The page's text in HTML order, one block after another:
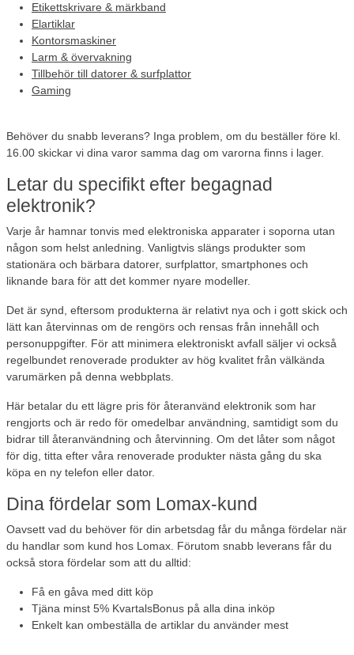
Etikettskrivare & märkband
Elartiklar
Kontorsmaskiner
Larm & övervakning
Tillbehör till datorer & surfplattor
Gaming
Behöver du snabb leverans? Inga problem, om du beställer före kl.
16.00 skickar vi dina varor samma dag om varorna finns i lager.
Letar du specifikt efter begagnad
elektronik?
Varje år hamnar tonvis med elektroniska apparater i soporna utan
någon som helst anledning. Vanligtvis slängs produkter som
stationära och bärbara datorer, surfplattor, smartphones och
liknande bara för att det kommer nyare modeller.
Det är synd, eftersom produkterna är relativt nya och i gott skick och
lätt kan återvinnas om de rengörs och rensas från innehåll och
personuppgifter. För att minimera elektroniskt avfall säljer vi också
regelbundet renoverade produkter av hög kvalitet från välkända
varumärken på denna webbplats.
Här betalar du ett lägre pris för återanvänd elektronik som har
rengjorts och är redo för omedelbar användning, samtidigt som du
bidrar till återanvändning och återvinning. Om det låter som något
för dig, titta efter våra renoverade produkter nästa gång du ska
köpa en ny telefon eller dator.
Dina fördelar som Lomax-kund
Oavsett vad du behöver för din arbetsdag får du många fördelar när
du handlar som kund hos Lomax. Förutom snabb leverans får du
också stora fördelar som att du alltid:
Få en gåva med ditt köp
Tjäna minst 5% KvartalsBonus på alla dina inköp
Enkelt kan ombeställa de artiklar du använder mest